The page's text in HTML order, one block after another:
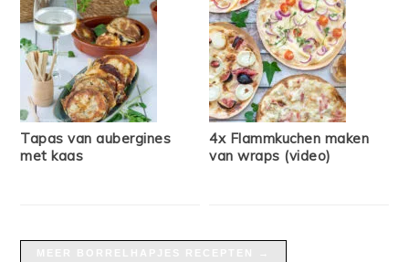
Tapas van aubergines
met kaas
4x Flammkuchen maken
van wraps (video)